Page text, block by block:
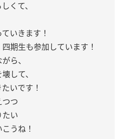
くて、
いきます！
期生も参加しています！
ら、
して、
いです！
つつ
たい
うね！